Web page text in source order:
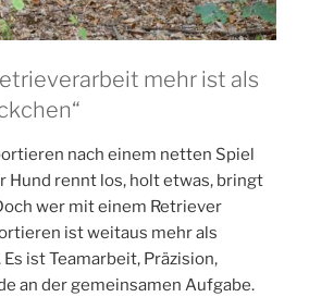
mehr ist als
nach einem netten Spiel
Hund rennt los, holt etwas, bringt
wer mit einem Retriever
ist weitaus mehr als
Es ist Teamarbeit, Präzision,
an der gemeinsamen Aufgabe.